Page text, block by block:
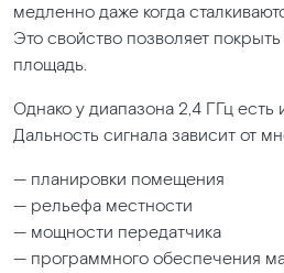
медленно даже когда
Это свойство позволяет
площадь.
Однако у диапазона 2,4 ГГц
Дальность сигнала зависит от
— планировки помещения
— рельефа местности
— мощности передатчика
— программного обеспечения